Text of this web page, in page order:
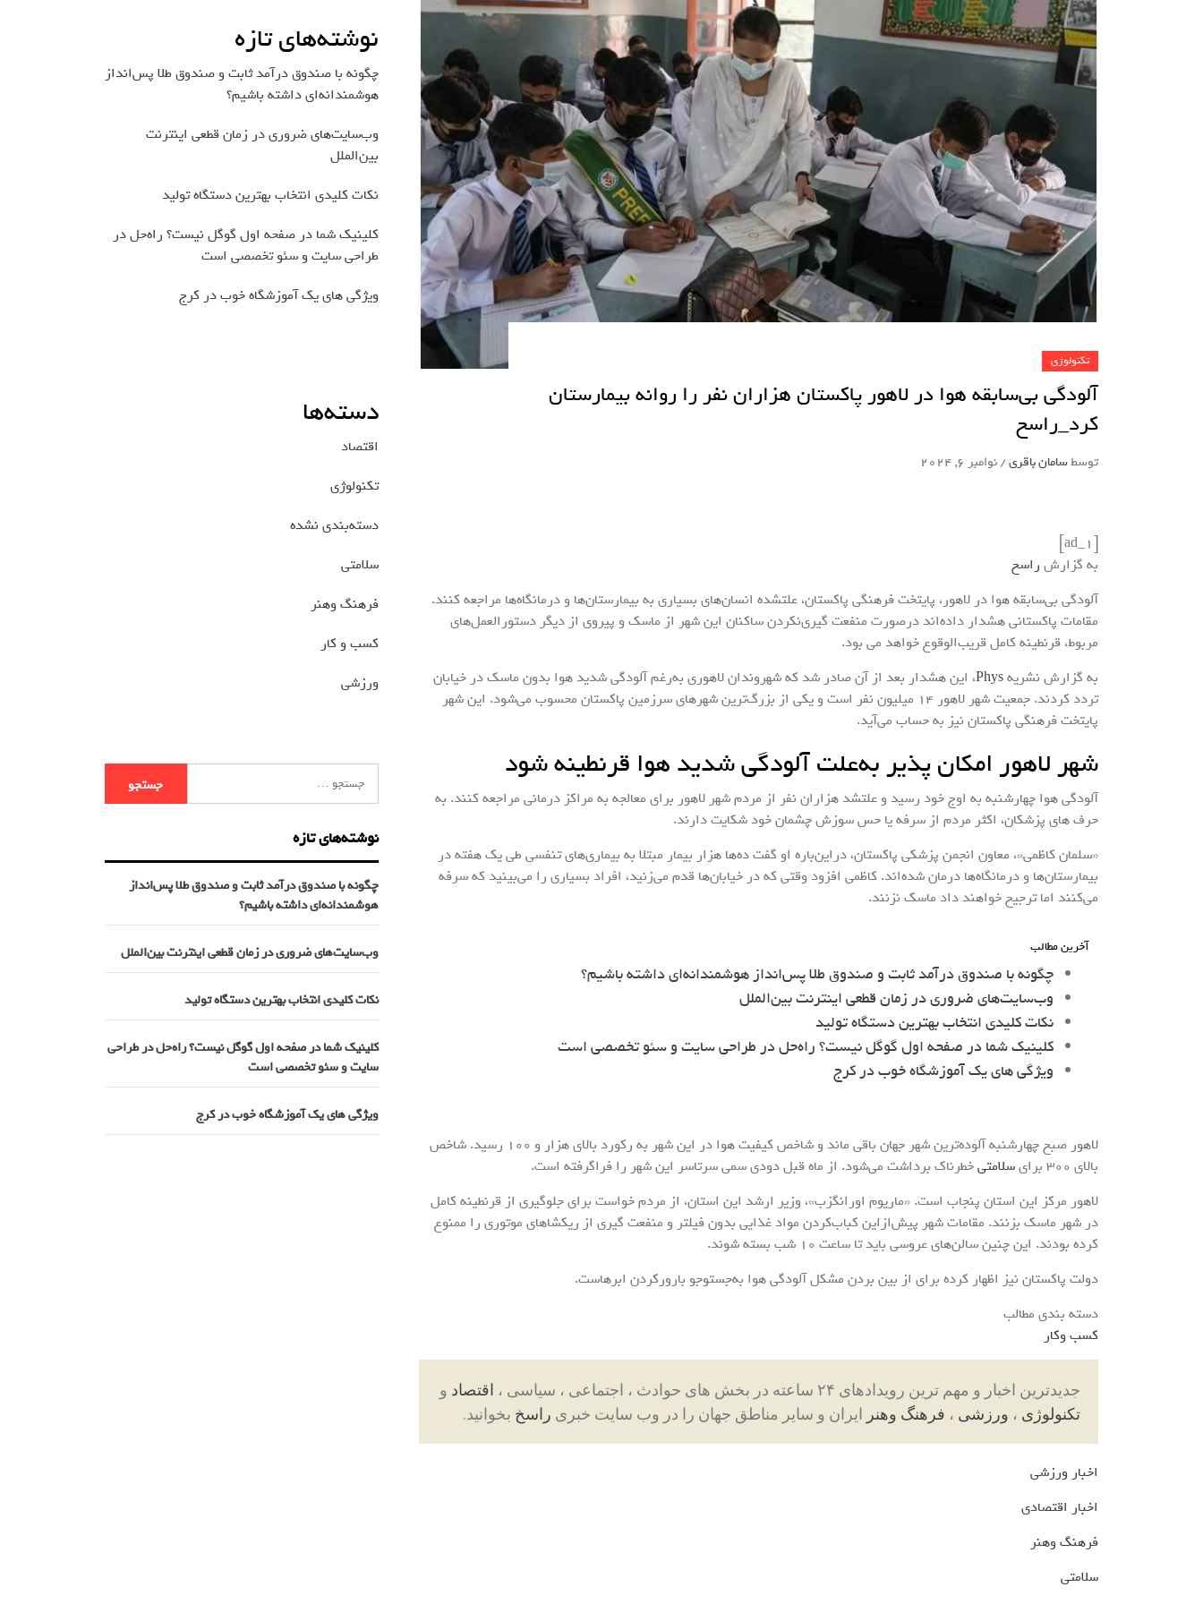
تکنولوژی
آلودگی بی‌سابقه هوا در لاهور پاکستان هزاران نفر را روانه بیمارستان
کرد_راسخ
توسطسامان باقری/نوامبر 6, 2024
[ad_1]
به گزارش راسخ
آلودگی بی‌سابقه هوا در لاهور، پایتخت فرهنگی پاکستان، علتشده انسان‌های بسیاری به بیمارستان‌ها و درمانگاه‌ها مراجعه کنند.
مقامات پاکستانی هشدار داده‌اند درصورت منفعت گیری‌نکردن ساکنان این شهر از ماسک و پیروی از دیگر دستورالعمل‌های
مربوط، قرنطینه کامل قریب‌الوقوع خواهد می بود.
به گزارش نشریهPhys، این هشدار بعد از آن صادر شد که شهروندان لاهوری به‌رغم آلودگی شدید هوا بدون ماسک در خیابان
تردد کردند. جمعیت شهر لاهور ۱۴ میلیون نفر است و یکی از بزرگ‌ترین شهرهای سرزمین پاکستان محسوب می‌شود. این شهر
پایتخت فرهنگی پاکستان نیز به حساب می‌آید.
شهر لاهور امکان پذیر به‌علت آلودگی شدید هوا قرنطینه شود
آلودگی هوا چهارشنبه به اوج خود رسید و علتشد هزاران نفر از مردم شهر لاهور برای معالجه به مراکز درمانی مراجعه کنند. به
حرف های پزشکان، اکثر مردم از سرفه یا حس سوزش چشمان خود شکایت دارند.
«سلمان کاظمی»، معاون انجمن پزشکی پاکستان، دراین‌باره او گفت ده‌ها هزار بیمار مبتلا به بیماری‌های تنفسی طی یک هفته در
بیمارستان‌ها و درمانگاه‌ها درمان شده‌اند. کاظمی افزود وقتی که در خیابان‌ها قدم می‌زنید، افراد بسیاری را می‌بینید که سرفه
می‌کنند اما ترجیح خواهند داد ماسک نزنند.
آخرین مطالب
چگونه با صندوق درآمد ثابت و صندوق طلا پس‌انداز هوشمندانه‌ای داشته باشیم؟
وب‌سایت‌های ضروری در زمان قطعی اینترنت بین‌الملل
نکات کلیدی انتخاب بهترین دستگاه تولید
کلینیک شما در صفحه اول گوگل نیست؟ راه‌حل در طراحی سایت و سئو تخصصی است
ویژگی های یک آموزشگاه خوب در کرج
لاهور صبح چهارشنبه آلوده‌ترین شهر جهان باقی ماند و شاخص کیفیت هوا در این شهر به رکورد بالای هزار و ۱۰۰ رسید. شاخص
بالای ۳۰۰ برای
سلامتیخطرناک برداشت می‌شود. از ماه قبل دودی سمی سرتاسر این شهر را فراگرفته است.
لاهور مرکز این استان پنجاب است. «ماریوم اورانگزب»، وزیر ارشد این استان، از مردم خواست برای جلوگیری از قرنطینه کامل
در شهر ماسک بزنند. مقامات شهر پیش‌ازاین کباب‌کردن مواد غذایی بدون فیلتر و منفعت گیری از ریکشاهای موتوری را ممنوع
کرده بودند. این چنین سالن‌های عروسی باید تا ساعت ۱۰ شب بسته شوند.
دولت پاکستان نیز اظهار کرده برای از بین بردن مشکل آلودگی هوا به‌جستوجو بارورکردن ابرهاست.
دسته بندی مطالب
کسب وکار
جدیدترین اخبار و مهم ترین رویدادهای ۲۴ ساعته در بخش های حوادث ، اجتماعی ، سیاسی ، اقتصاد و
تکنولوژی ، ورزشی ، فرهنگ وهنر ایران و سایر مناطق جهان را در وب سایت خبری راسخ بخوانید.
اخبار ورزشی
اخبار اقتصادی
فرهنگ وهنر
سلامتی
نوشته‌های تازه
چگونه با صندوق درآمد ثابت و صندوق طلا پس‌انداز
هوشمندانه‌ای داشته باشیم؟
وب‌سایت‌های ضروری در زمان قطعی اینترنت
بین‌الملل
نکات کلیدی انتخاب بهترین دستگاه تولید
کلینیک شما در صفحه اول گوگل نیست؟ راه‌حل در
طراحی سایت و سئو تخصصی است
ویژگی های یک آموزشگاه خوب در کرج
دسته‌ها
اقتصاد
تکنولوژی
دسته‌بندی نشده
سلامتی
فرهنگ وهنر
کسب و کار
ورزشی
نوشته‌های تازه
چگونه با صندوق درآمد ثابت و صندوق طلا پس‌انداز
هوشمندانه‌ای داشته باشیم؟
وب‌سایت‌های ضروری در زمان قطعی اینترنت بین‌الملل
نکات کلیدی انتخاب بهترین دستگاه تولید
کلینیک شما در صفحه اول گوگل نیست؟ راه‌حل در طراحی
سایت و سئو تخصصی است
ویژگی های یک آموزشگاه خوب در کرج